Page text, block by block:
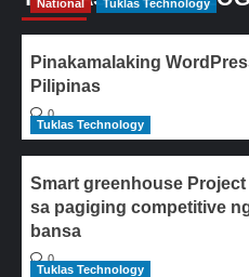
National Tuklas Technology
Pinakamalaking
Pilipinas
0
Tuklas Technology
Smart greenhouse
sa pagiging competitive
bansa
0
Tuklas Technology